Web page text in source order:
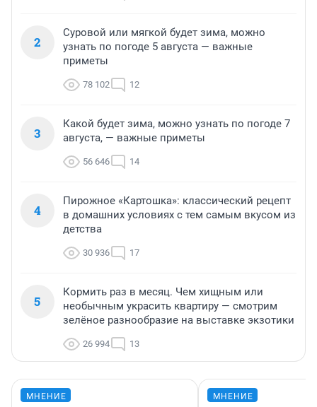
2
Суровой или мягкой будет зима, можно
узнать по погоде 5 августа — важные
приметы
78 102 12
3
Какой будет зима, можно узнать по погоде 7
августа, — важные приметы
56 646 14
4
Пирожное «Картошка»: классический рецепт
в домашних условиях с тем самым вкусом из
детства
30 936 17
5
Кормить раз в месяц. Чем хищным или
необычным украсить квартиру — смотрим
зелёное разнообразие на выставке экзотики
26 994 13
МНЕНИЕ МНЕНИЕ